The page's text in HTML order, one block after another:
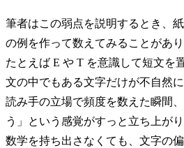
筆者はこの弱点を説明するとき、
の例を作って数えてみることがあり
たとえば E や T を意識して短文を
文の中でもある文字だけが不自然に
読み手の立場で頻度を数えた瞬間
う」という感覚がすっと立ち上がり
数学を持ち出さなくても、文字の